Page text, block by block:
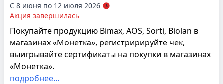
С 8 июня по 12 июля 2026
Акция завершилась
Покупайте продукцию Bimax, AOS, Sorti, Biolan в
магазинах «Монетка», регистририруйте чек,
выигрывайте сертификаты на покупки в магазинах
«Монетка».
подробнее...